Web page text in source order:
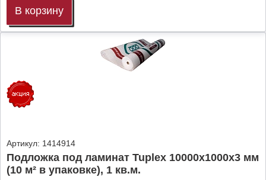
В корзину
Артикул: 1414914
Подложка под ламинат Tuplex 10000x1000x3 мм
(10 м² в упаковке), 1 кв.м.